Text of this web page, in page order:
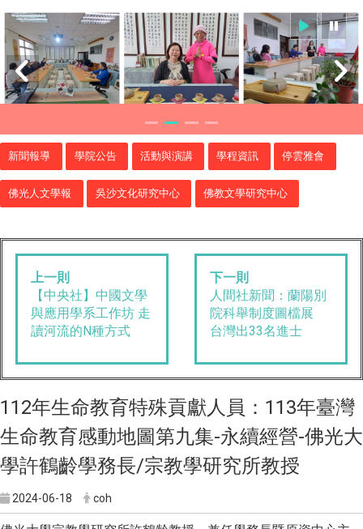
新聞報導 學院公告 活動與演講 學程資訊 停雲雅會
佛光人文學報 吳沙文化研究中心 佛教文學研究中心
上一則
【中央社】中國文學
與應用學系工作坊 走
讀河流的N種方式
下一則
人間社新聞：蘭陽別
院科舉制度圖檔展
台灣出33名進士
112年生命教育特殊貢獻人員：113年臺灣
生命教育感動地圖第九集-永續經營-佛光大
學許鶴齡學務長/宗教學研究所教授
2024-06-18 coh